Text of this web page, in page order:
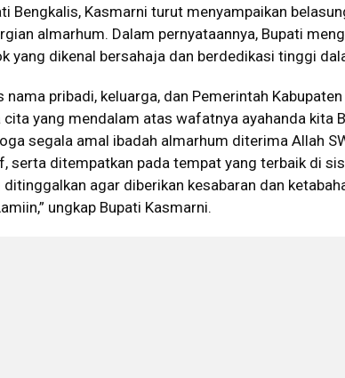
Bengkalis, Kasmarni turut menyampaikan
almarhum. Dalam pernyataannya, Bupati
yang dikenal bersahaja dan berdedikasi tinggi
nama pribadi, keluarga, dan Pemerintah
cita yang mendalam atas wafatnya ayahanda kita
segala amal ibadah almarhum diterima Allah
serta ditempatkan pada tempat yang terbaik di
ditinggalkan agar diberikan kesabaran dan
ungkap Bupati Kasmarni.